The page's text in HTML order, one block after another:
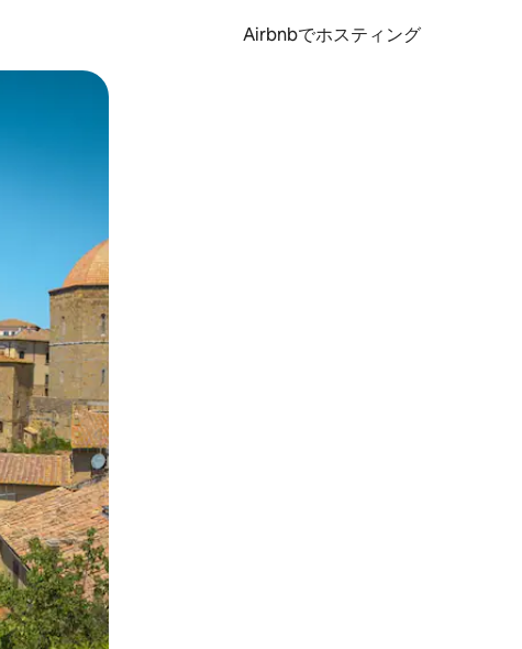
Airbnbでホスティング
とができます。